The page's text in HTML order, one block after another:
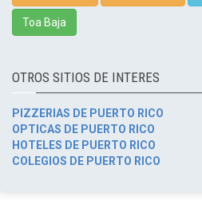
Toa Baja
OTROS SITIOS DE INTERES
PIZZERIAS DE PUERTO RICO
OPTICAS DE PUERTO RICO
HOTELES DE PUERTO RICO
COLEGIOS DE PUERTO RICO